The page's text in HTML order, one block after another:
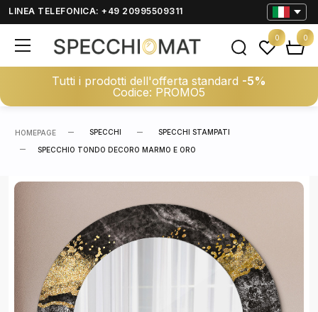
LINEA TELEFONICA: +49 20995509311
Tutti i prodotti dell'offerta standard -5%
Codice: PROMO5
0 0
HOMEPAGE SPECCHI SPECCHI STAMPATI
SPECCHIO TONDO DECORO MARMO E ORO